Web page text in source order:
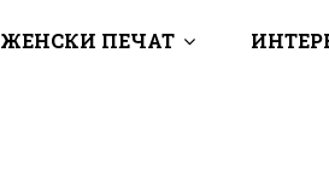
ЖЕНСКИ ПЕЧАТ